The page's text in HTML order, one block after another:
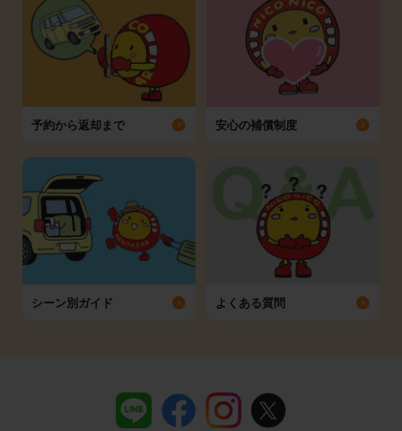
予約から返却まで 安心の補償制度
シーン別ガイド よくある質問